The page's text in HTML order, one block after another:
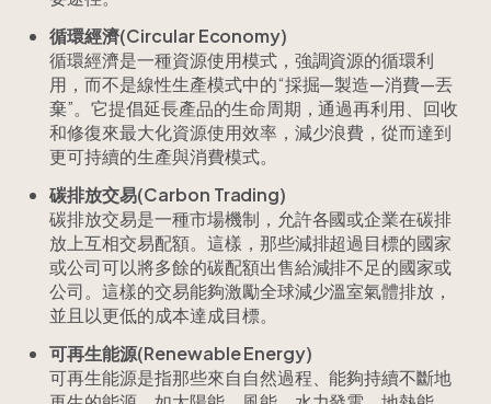
循環經濟(Circular Economy)
循環經濟是一種資源使用模式，強調資源的循環利
用，而不是線性生產模式中的“採掘—製造—消費—丟
棄”。它提倡延長產品的生命周期，通過再利用、回收
和修復來最大化資源使用效率，減少浪費，從而達到
更可持續的生產與消費模式。
碳排放交易(Carbon Trading)
碳排放交易是一種市場機制，允許各國或企業在碳排
放上互相交易配額。這樣，那些減排超過目標的國家
或公司可以將多餘的碳配額出售給減排不足的國家或
公司。這樣的交易能夠激勵全球減少溫室氣體排放，
並且以更低的成本達成目標。
可再生能源(Renewable Energy)
可再生能源是指那些來自自然過程、能夠持續不斷地